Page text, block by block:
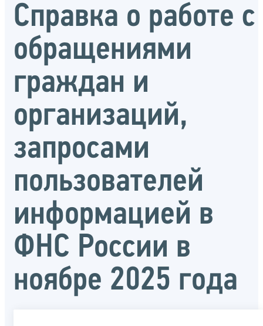
Справка о работе с
обращениями
граждан и
организаций,
запросами
пользователей
информацией в
ФНС России в
ноябре 2025 года